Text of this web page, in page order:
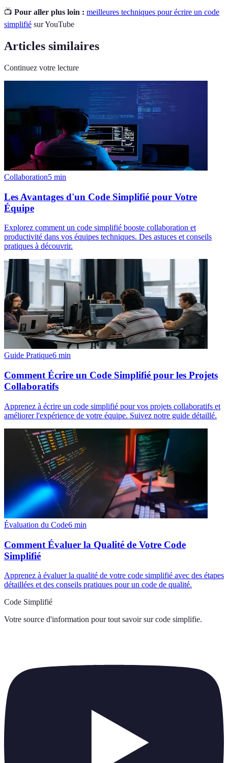
📺 Pour aller plus loin : meilleures techniques pour écrire un code
simplifié sur YouTube
Articles similaires
Continuez votre lecture
Collaboration5 min
Les Avantages d'un Code Simplifié pour Votre
Équipe
Explorez comment un code simplifié booste collaboration et
productivité dans vos équipes techniques. Des astuces et conseils
pratiques à découvrir.
Guide Pratique6 min
Comment Écrire un Code Simplifié pour les Projets
Collaboratifs
Apprenez à écrire un code simplifié pour vos projets collaboratifs et
améliorer l'expérience de votre équipe. Suivez notre guide détaillé.
Évaluation du Code6 min
Comment Évaluer la Qualité de Votre Code
Simplifié
Apprenez à évaluer la qualité de votre code simplifié avec des étapes
détaillées et des conseils pratiques pour un code de qualité.
Code Simplifié
Votre source d'information pour tout savoir sur code simplifie.